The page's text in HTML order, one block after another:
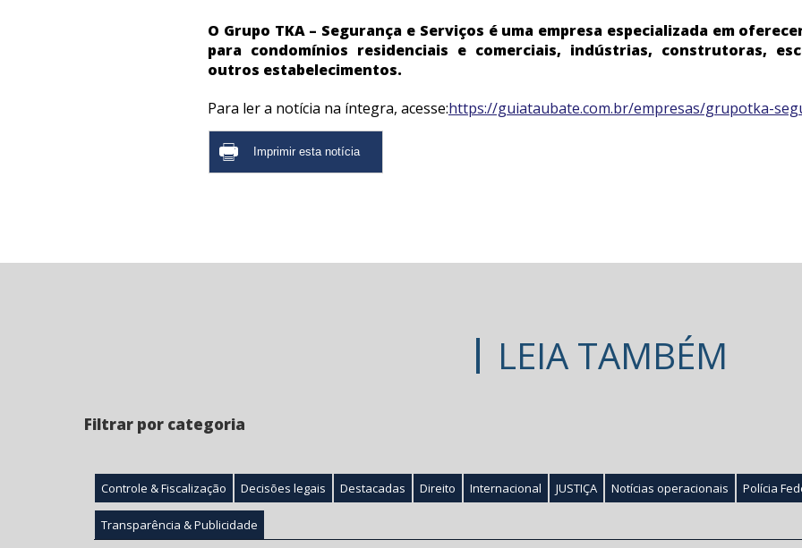
O Grupo TKA – Segurança e Serviços é uma empresa especializada em
para condomínios residenciais e comerciais, indústrias, construtoras,
outros estabelecimentos.
Para ler a notícia na íntegra, acesse:https://guiataubate.com.br/empresas/grupotka-
LEIA TAMBÉM
Filtrar por categoria
Controle & Fiscalização Decisões legais Destacadas Direito Internacional JUSTIÇA Notícias operacionais Polícia
Transparência & Publicidade